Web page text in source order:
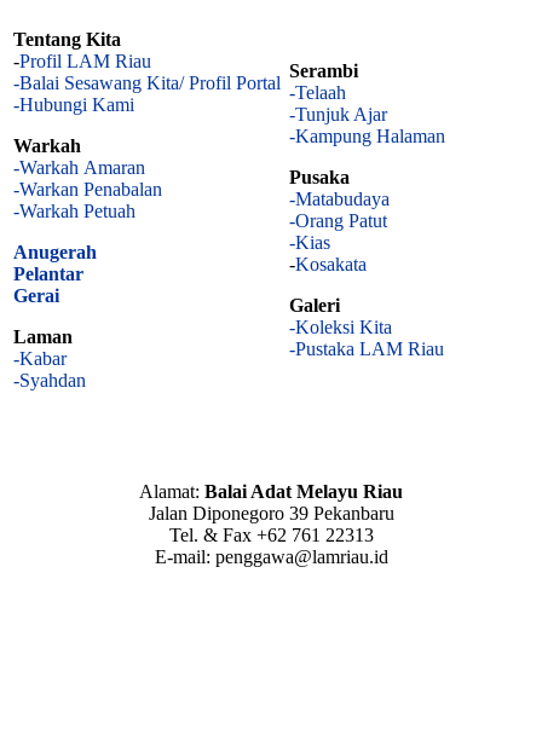
Tentang Kita
-Profil LAM Riau
-Balai Sesawang Kita/ Profil Portal
-Hubungi Kami
Warkah
-Warkah Amaran
-Warkan Penabalan
-Warkah Petuah
Anugerah
Pelantar
Gerai
Laman
-Kabar
-Syahdan
Serambi
-Telaah
-Tunjuk Ajar
-Kampung Halaman
Pusaka
-Matabudaya
-Orang Patut
-Kias
-Kosakata
Galeri
-Koleksi Kita
-Pustaka LAM Riau
Alamat: Balai Adat Melayu Riau
Jalan Diponegoro 39 Pekanbaru
Tel. & Fax +62 761 22313
E-mail: penggawa@lamriau.id